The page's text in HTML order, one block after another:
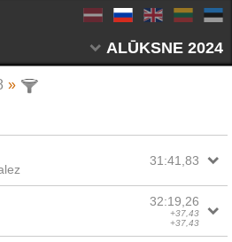
ALŪKSNE 2024
»
31:41,83
32:19,26
+37,43
+37,43